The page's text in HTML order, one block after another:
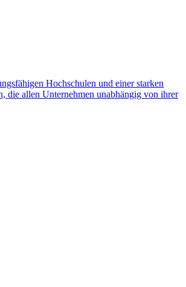
Hochschulen und einer starken
die allen Unternehmen unabhängig von ihrer